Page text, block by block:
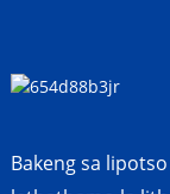
Bakeng sa